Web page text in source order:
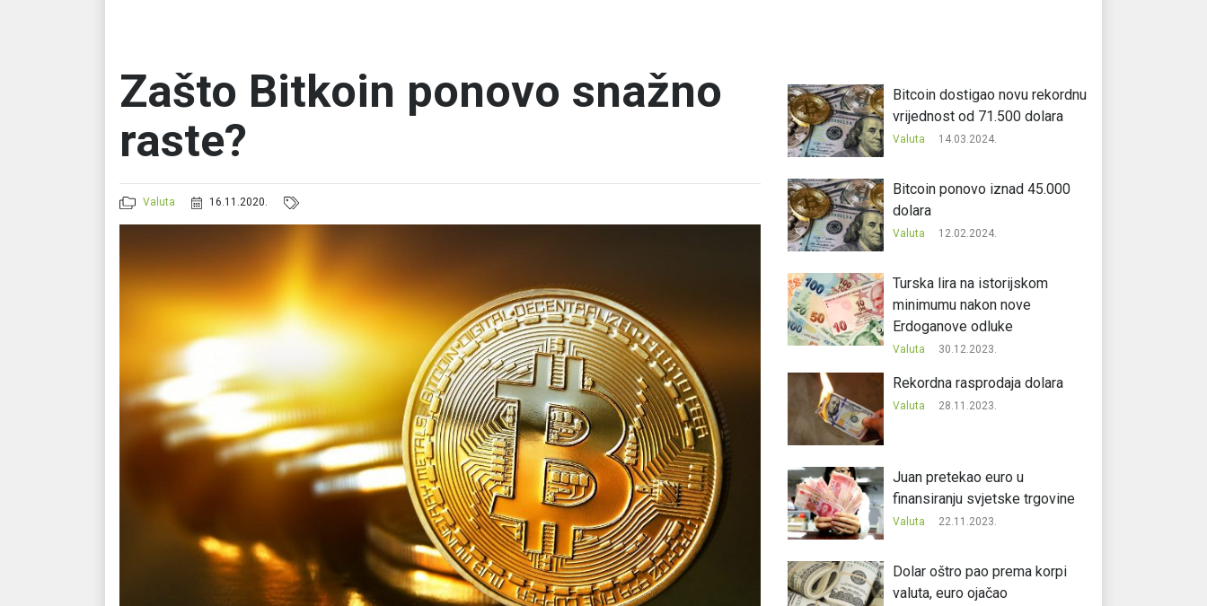
Zašto Bitkoin ponovo snažno
raste?
Valuta 16.11.2020.
Bitcoin dostigao novu rekordnu
vrijednost od 71.500 dolara
Valuta 14.03.2024.
Bitcoin ponovo iznad 45.000
dolara
Valuta 12.02.2024.
Turska lira na istorijskom
minimumu nakon nove
Erdoganove odluke
Valuta 30.12.2023.
Rekordna rasprodaja dolara
Valuta 28.11.2023.
Juan pretekao euro u
finansiranju svjetske trgovine
Valuta 22.11.2023.
Dolar oštro pao prema korpi
valuta, euro ojačao